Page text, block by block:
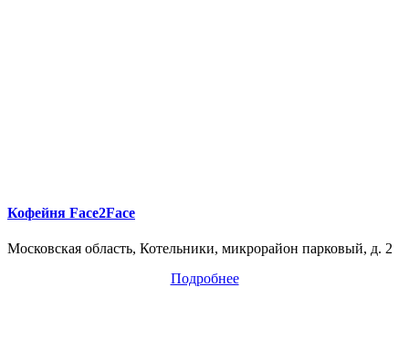
Кофейня Face2Face
Московская область, Котельники, микрорайон парковый, д. 2
Подробнее